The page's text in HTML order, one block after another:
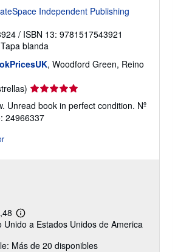
Independent Publishing
/ ISBN 13: 9781517543921
Tapa blanda
, Woodford Green, Reino
Calificación
del
vendedor:
5
Unread book in perfect condition. Nº
24966337
Más
información
las
a Estados Unidos de America
Más de 20 disponibles